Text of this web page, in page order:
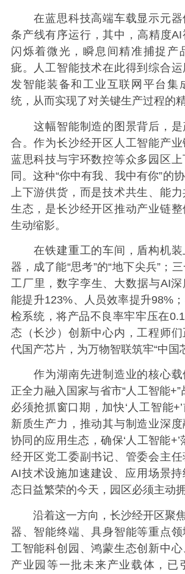
在蓝思科技高端车载显示元器
条产线有序运行，其中，高精度
闪烁着微光，瞬息间精准捕捉产
疵。人工智能技术在此得到综合
发智能装备和工业互联网平台集
统，从而实现了对关键生产过程的精
这幅智能制造的图景背后，是
合。作为长沙经开区人工智能产业
蓝思科技与宇环数控等众多园区
同。这种“你中有我、我中有你”的
上下游供货，而是技术共生、能
生态，是长沙经开区推动产业链
生动缩影。
在铁建重工的车间，盾构机装
器，成了能“思考”的“地下尖兵”；
工厂里，数字孪生、大数据与AI
能提升123%、人员效率提升98%
检系统，将产品不良率牢牢压在
态（长沙）创新中心内，工程师
代国产芯片，为万物智联筑牢“中
作为湖南先进制造业的核心载
正全力融入国家与省市“人工智能+”
必须抢抓窗口期，加快‘人工智能
新质生产力，推动其与制造业深
协同的应用生态，确保‘人工智能+’
经开区党工委副书记、管委会主
AI技术设施加速建设、应用场景
态日益繁荣的今天，园区必须主动
沿着这一方向，长沙经开区聚
器、智能终端、具身智能等重点领
工智能科创园、鸿蒙生态创新中
产业园等一批未来产业载体，已